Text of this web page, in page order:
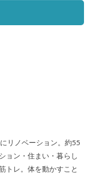
リノベーション。約55
ョン・住まい・暮らし
トレ。体を動かすこと